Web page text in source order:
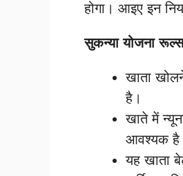
होगा। आइए इन
सुकन्या योजना
खाता
है।
खाते में
आवश्यक
यह खाता